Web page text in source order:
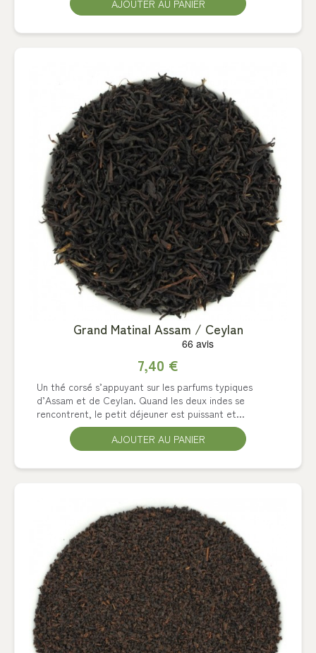
AJOUTER AU PANIER
Grand Matinal Assam / Ceylan
7,40 €
Un thé corsé s’appuyant sur les parfums typiques
d’Assam et de Ceylan. Quand les deux indes se
rencontrent, le petit déjeuner est puissant et...
AJOUTER AU PANIER